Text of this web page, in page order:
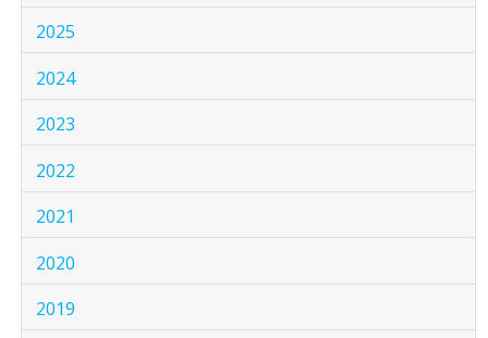
2025
2024
2023
2022
2021
2020
2019